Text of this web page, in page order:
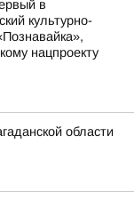
в
культурно-
нацпроекту
области